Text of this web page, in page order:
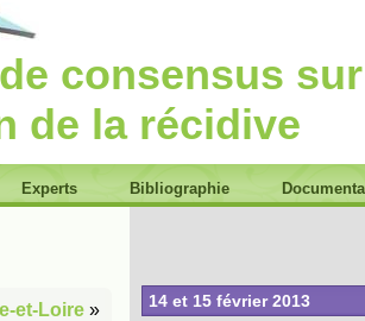
consensus sur
de la récidive
Experts Bibliographie
et-Loire » 14 et 15 février 2013